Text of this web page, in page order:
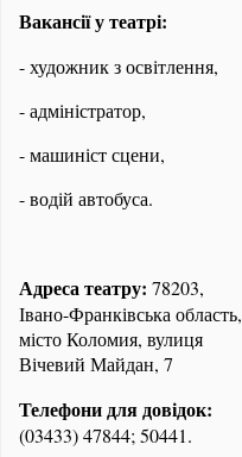
Вакансії у театрі:
- художник з освітлення,
- адміністратор,
- машиніст сцени,
- водій автобуса.
Адреса театру: 78203,
Івано-Франківська область,
місто Коломия, вулиця
Вічевий Майдан, 7
Телефони для довідок:
(03433) 47844; 50441.